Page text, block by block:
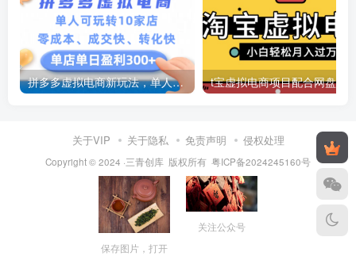
拼多多虚拟电商新玩法，单人可玩转10家店，零成本、成交快、转化快，号称单店单日可盈利300+
关于VIP 关于隐私 免责声明 侵权处理
Copyright © 2024 ·三青创库 版权所有 粤ICP备2024245160号
保存图片，打开
关注公众号